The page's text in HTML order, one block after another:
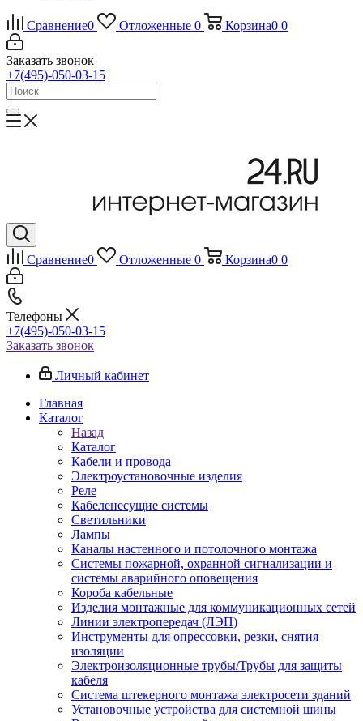
Сравнение0 Отложенные 0 Корзина0 0
Заказать звонок
+7(495)-050-03-15
Сравнение0 Отложенные 0 Корзина0 0
Телефоны
+7(495)-050-03-15
Заказать звонок
Личный кабинет
Главная
Каталог
Назад
Каталог
Кабели и провода
Электроустановочные изделия
Реле
Кабеленесущие системы
Светильники
Лампы
Каналы настенного и потолочного монтажа
Системы пожарной, охранной сигнализации и
системы аварийного оповещения
Короба кабельные
Изделия монтажные для коммуникационных сетей
Линии электропередач (ЛЭП)
Инструменты для опрессовки, резки, снятия
изоляции
Электроизоляционные трубы/Трубы для защиты
кабеля
Система штекерного монтажа электросети зданий
Установочные устройства для системной шины